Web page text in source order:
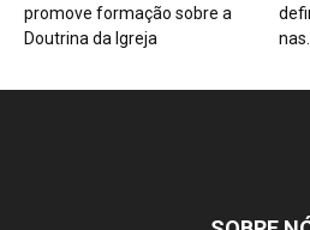
promove formação sobre a
Doutrina da Igreja